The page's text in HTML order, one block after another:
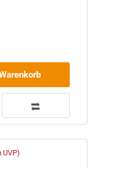
UVP)